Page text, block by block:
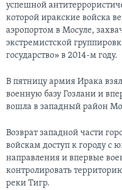
успешной
которой иракские войска
аэропортом в Мосуле,
экстремистской
государство» в 2014-м году.
В пятницу армия Ирака
военную базу Гозлани и
вошла в западный район
Возврат западной части
войскам доступ к городу с
направления и впервые
контролировать
реки Тигр.